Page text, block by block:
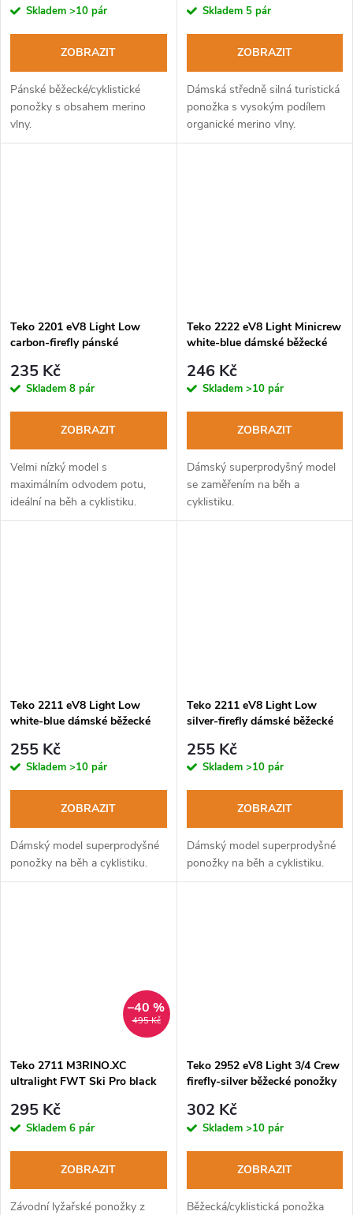
Skladem >10 pár
ZOBRAZIT
Pánské běžecké/cyklistické
ponožky s obsahem merino
vlny.
Skladem 5 pár
ZOBRAZIT
Dámská středně silná turistická
ponožka s vysokým podílem
organické merino vlny.
Teko 2201 eV8 Light Low
carbon-firefly pánské
235 Kč
Skladem 8 pár
ZOBRAZIT
Velmi nízký model s
maximálním odvodem potu,
ideální na běh a cyklistiku.
Teko 2222 eV8 Light Minicrew
white-blue dámské běžecké
246 Kč
Skladem >10 pár
ZOBRAZIT
Dámský superprodyšný model
se zaměřením na běh a
cyklistiku.
Teko 2211 eV8 Light Low
white-blue dámské běžecké
255 Kč
Skladem >10 pár
ZOBRAZIT
Dámský model superprodyšné
ponožky na běh a cyklistiku.
Teko 2211 eV8 Light Low
silver-firefly dámské běžecké
255 Kč
Skladem >10 pár
ZOBRAZIT
Dámský model superprodyšné
ponožky na běh a cyklistiku.
495 Kč
–40 %
Teko 2711 M3RINO.XC
ultralight FWT Ski Pro black
295 Kč
Skladem 6 pár
ZOBRAZIT
Závodní lyžařské ponožky z
Teko 2952 eV8 Light 3/4 Crew
firefly-silver běžecké ponožky
302 Kč
Skladem >10 pár
ZOBRAZIT
Běžecká/cyklistická ponožka